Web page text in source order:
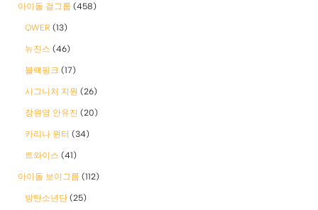
아이돌 걸그룹 (458)
QWER (13)
뉴진스 (46)
블랙핑크 (17)
시그니처 지원 (26)
장원영 안유진 (20)
카리나 윈터 (34)
트와이스 (41)
아이돌 보이그룹 (112)
방탄소년단 (25)